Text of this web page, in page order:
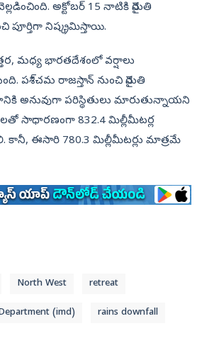
అక్టోబర్‌ 15 నాటికి నైరుతి
పూర్తిగా నిష్క్రమిస్తాయి.
మధ్య భారతదేశంలో వర్షాలు
పశి్చమ రాజస్తాన్‌ నుంచి నైరుతి
అనువుగా పరిస్థితులు మారుతున్నాయని
సాధారణంగా 832.4 మిల్లీమీటర్ల
కానీ, ఈసారి 780.3 మిల్లీమీటర్లు మాత్రమే
North West retreat
(imd) rains downfall